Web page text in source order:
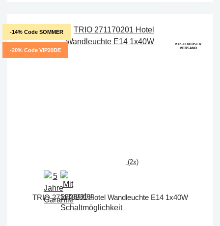
-14% Code SOMMER
-20% Code VIP20DE
KOSTENLOSER
VERSAND
(2x)
TRIO 271170201 Hotel Wandleuchte E14 1x40W